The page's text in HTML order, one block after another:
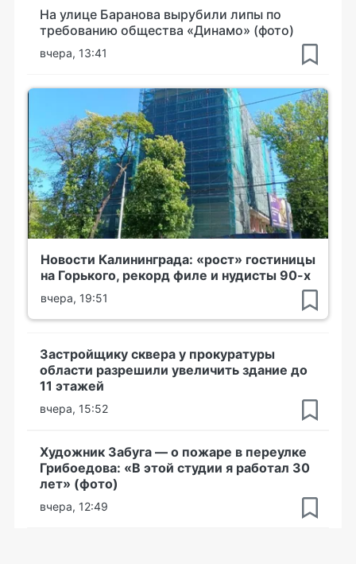
На улице Баранова вырубили липы по
требованию общества «Динамо» (фото)
вчера, 13:41
Новости Калининграда: «рост» гостиницы
на Горького, рекорд филе и нудисты 90-х
вчера, 19:51
Застройщику сквера у прокуратуры
области разрешили увеличить здание до
11 этажей
вчера, 15:52
Художник Забуга — о пожаре в переулке
Грибоедова: «В этой студии я работал 30
лет» (фото)
вчера, 12:49